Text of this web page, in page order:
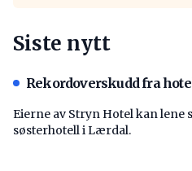
Siste nytt
Rekordoverskudd fra
Eierne av Stryn Hotel kan lene
søsterhotell i Lærdal.